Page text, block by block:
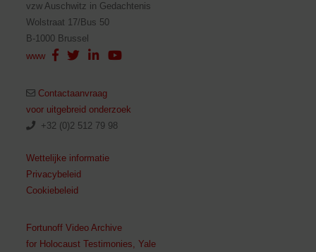
vzw Auschwitz in Gedachtenis
Wolstraat 17/Bus 50
B-1000 Brussel
www
Contactaanvraag
voor uitgebreid onderzoek
+32 (0)2 512 79 98
Wettelijke informatie
Privacybeleid
Cookiebeleid
Fortunoff Video Archive
for Holocaust Testimonies, Yale